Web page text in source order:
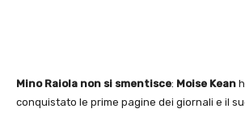
Mino Raiola non si smentisce: Moise Kean
conquistato le prime pagine dei giornali e il